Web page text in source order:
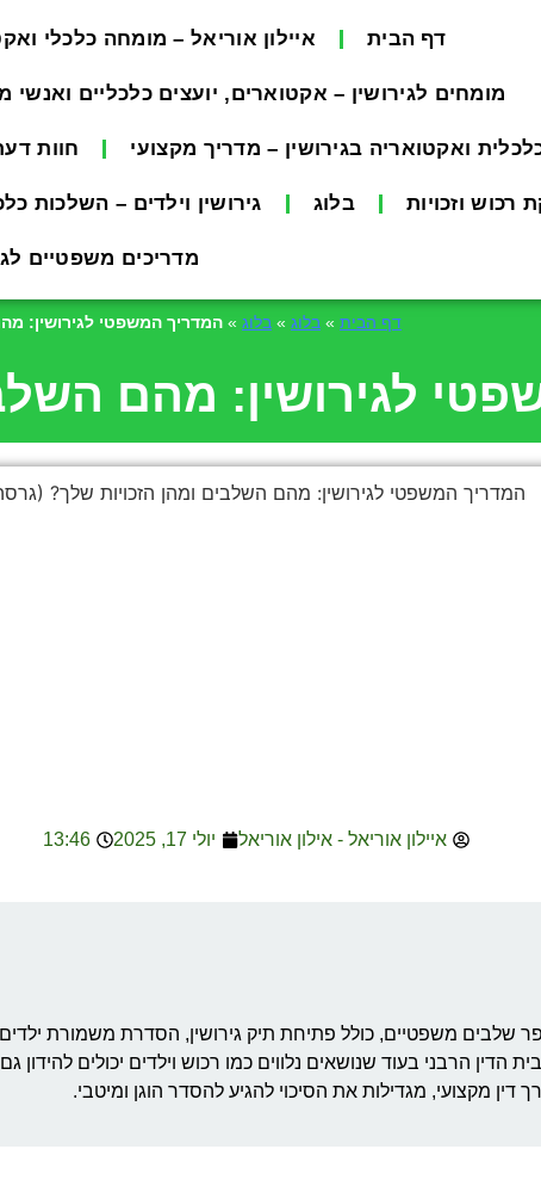
דף הבית איילון אוריאל – מומחה כלכלי
מומחים לגירושין – אקטוארים, יועצים כלכליים ואנשי
ואקטואריה בגירושין – מדריך מקצועי חוות
רכוש וזכויות בלוג גירושין וילדים – השלכות
מדריכים משפטיים
דף הבית » בלוג » בלוג » המדריך המשפטי לגירושין:
לגירושין: מהם
איילון אוריאל - אילון אוריאל יולי 17, 2025 13:46
שלבים משפטיים, כולל פתיחת תיק גירושין, הסדרת משמורת
הדין הרבני בעוד שנושאים נלווים כמו רכוש וילדים יכולים
דין מקצועי, מגדילות את הסיכוי להגיע להסדר הוגן ומיטבי.